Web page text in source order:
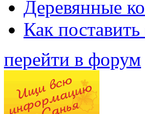
Деревянные
Как
перейти в форум